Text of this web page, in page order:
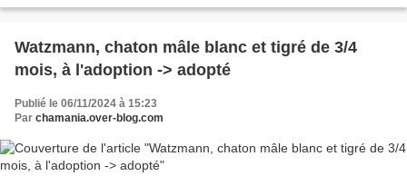
Watzmann, chaton mâle blanc et tigré de 3/4
mois, à l'adoption -> adopté
Publié le 06/11/2024 à 15:23
Par chamania.over-blog.com